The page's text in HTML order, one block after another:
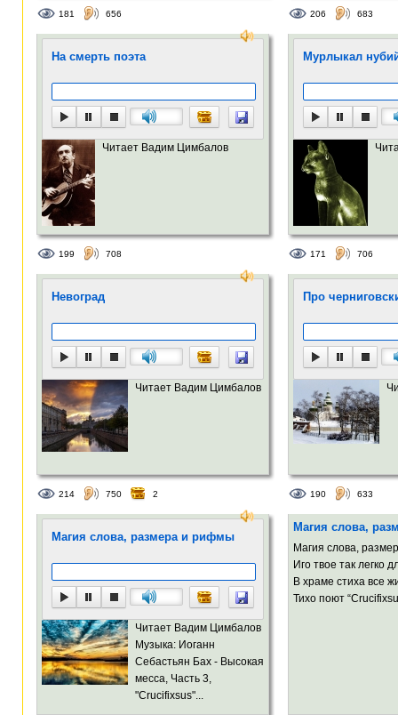
181 656 206 683
На смерть поэта
Читает Вадим Цимбалов
199 708
Мурлыкал
171 706
Невоград
Читает Вадим Цимбалов
214 750 2
Про
190 633
Магия слова, размера и рифмы
Читает Вадим Цимбалов
Музыка: Иоганн
Себастьян Бах - Высокая
месса, Часть 3,
"Crucifixsus"...
Магия слова,
Магия слова,
Иго твое так легко
В храме стиха все
Тихо поют